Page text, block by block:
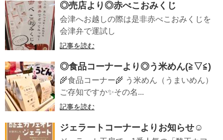
◎売店より◎赤べこおみくじ
会津へお越しの際は是非赤べこおみくじを
会津弁で運試し
記事を読む
◎食品コーナーより◎う米めん(≧▽≦)
🌾食品コーナー🌾 う米めん（うまいめん）
ご存知ですか✨その名...
記事を読む
ジェラートコーナーよりお知らせ☺